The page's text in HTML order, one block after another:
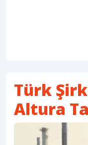
Türk
Altura